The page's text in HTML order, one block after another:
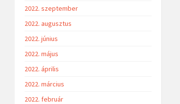
2022. szeptember
2022. augusztus
2022. június
2022. május
2022. április
2022. március
2022. február